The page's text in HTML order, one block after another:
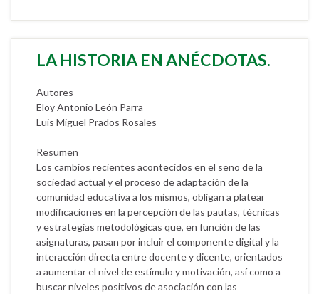
LA HISTORIA EN ANÉCDOTAS.
Autores
Eloy Antonio León Parra
Luis Miguel Prados Rosales
Resumen
Los cambios recientes acontecidos en el seno de la
sociedad actual y el proceso de adaptación de la
comunidad educativa a los mismos, obligan a platear
modificaciones en la percepción de las pautas, técnicas
y estrategias metodológicas que, en función de las
asignaturas, pasan por incluir el componente digital y la
interacción directa entre docente y dicente, orientados
a aumentar el nivel de estímulo y motivación, así como a
buscar niveles positivos de asociación con las